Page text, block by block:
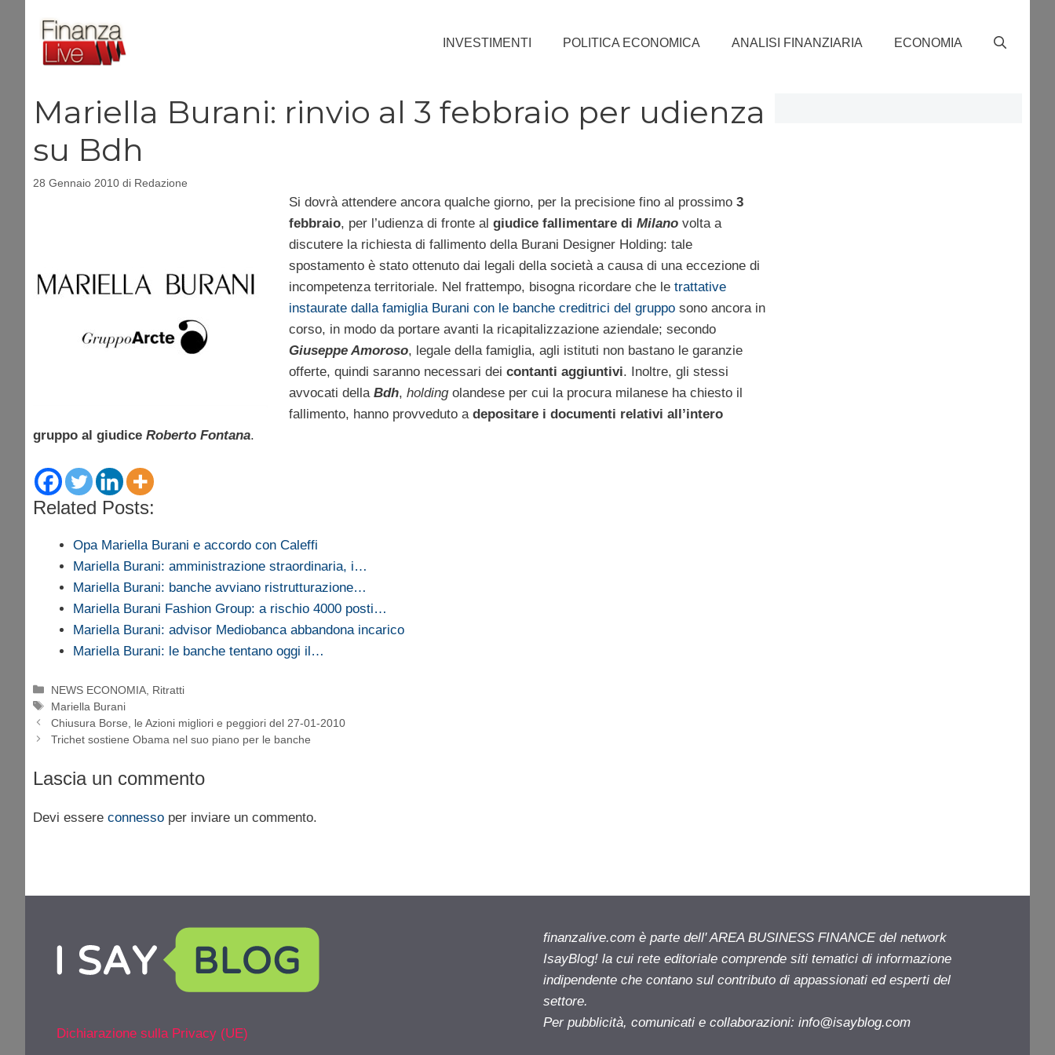
contenuto
INVESTIMENTI POLITICA ECONOMICA ANALISI FINANZIARIA ECONOMIA
Mariella Burani: rinvio al 3 febbraio per udienza
su Bdh
28 Gennaio 2010 di Redazione
Si dovrà attendere ancora qualche giorno, per la precisione fino al prossimo 3
febbraio, per l’udienza di fronte al giudice fallimentare di Milanovolta a
discutere la richiesta di fallimento della Burani Designer Holding: tale
spostamento è stato ottenuto dai legali della società a causa di una eccezione di
incompetenza territoriale. Nel frattempo, bisogna ricordare che le trattative
instaurate dalla famiglia Burani con le banche creditrici del grupposono ancora in
corso, in modo da portare avanti la ricapitalizzazione aziendale; secondo
Giuseppe Amoroso, legale della famiglia, agli istituti non bastano le garanzie
offerte, quindi saranno necessari dei contanti aggiuntivi. Inoltre, gli stessi
avvocati della Bdh, holdingolandese per cui la procura milanese ha chiesto il
fallimento, hanno provveduto a depositare i documenti relativi all’intero
gruppo al giudice Roberto Fontana.
Related Posts:
Opa Mariella Burani e accordo con Caleffi
Mariella Burani: amministrazione straordinaria, i…
Mariella Burani: banche avviano ristrutturazione…
Mariella Burani Fashion Group: a rischio 4000 posti…
Mariella Burani: advisor Mediobanca abbandona incarico
Mariella Burani: le banche tentano oggi il…
Categorie
NEWS ECONOMIA Ritratti
Tag
Mariella Burani
Chiusura Borse, le Azioni migliori e peggiori del 27-01-2010
Trichet sostiene Obama nel suo piano per le banche
Lascia un commento
Devi essere connesso per inviare un commento.
Dichiarazione sulla Privacy (UE)
finanzalive.com è parte dell' AREA BUSINESS FINANCE del network
IsayBlog! la cui rete editoriale comprende siti tematici di informazione
indipendente che contano sul contributo di appassionati ed esperti del
settore.
Per pubblicità, comunicati e collaborazioni: info@isayblog.com